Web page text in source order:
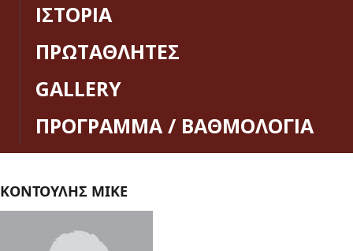
ΙΣΤΟΡΙΑ
ΠΡΩΤΑΘΛΗΤΕΣ
GALLERY
ΠΡΟΓΡΑΜΜΑ / ΒΑΘΜΟΛΟΓΙΑ
ΚΟΝΤΟΥΛΗΣ ΜΙΚΕ